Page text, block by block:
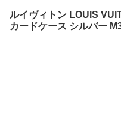
ルイヴィトン LOUIS
カードケース シルバー